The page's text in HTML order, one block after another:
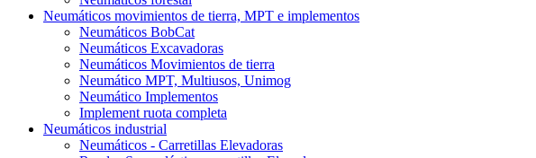
Neumáticos movimientos de tierra, MPT e implementos
Neumáticos BobCat
Neumáticos Excavadoras
Neumáticos Movimientos de tierra
Neumático MPT, Multiusos, Unimog
Neumático Implementos
Implement ruota completa
Neumáticos industrial
Neumáticos - Carretillas Elevadoras